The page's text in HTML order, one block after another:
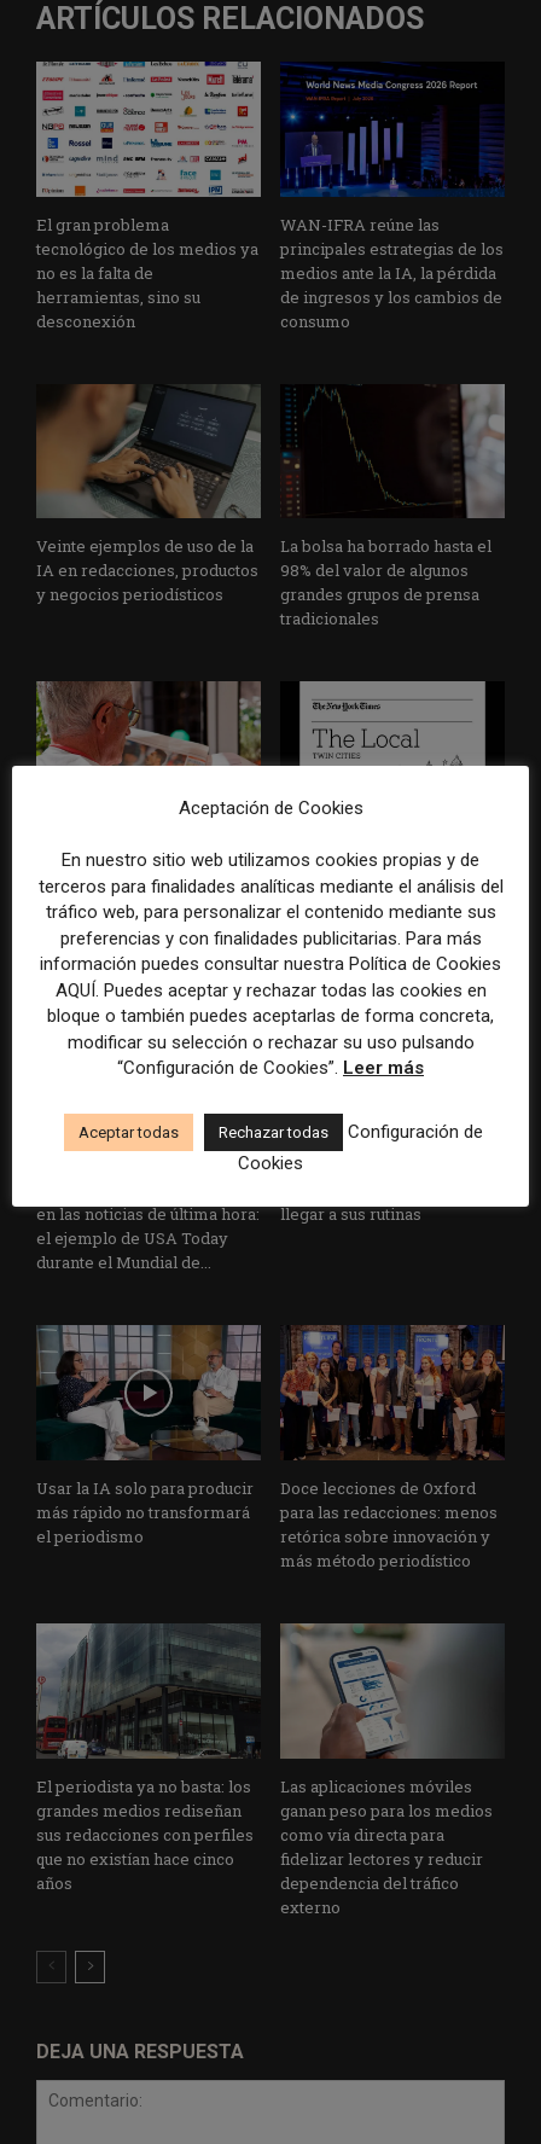
ARTÍCULOS RELACIONADOS
El gran problema
tecnológico de los medios ya
no es la falta de
herramientas, sino su
desconexión
WAN-IFRA reúne las
principales estrategias de los
medios ante la IA, la pérdida
de ingresos y los cambios de
consumo
Veinte ejemplos de uso de la
IA en redacciones, productos
y negocios periodísticos
La bolsa ha borrado hasta el
98% del valor de algunos
grandes grupos de prensa
tradicionales
pero no siempre comunidad:
cómo activar a los lectores
que siguen las noticias en
silencio
portada: la estrategia de los
medios para conquistar
ciudad a ciudad
en las noticias de última hora:
el ejemplo de USA Today
durante el Mundial de...
Cuando el lector ya no llega
llegar a sus rutinas
Usar la IA solo para producir
más rápido no transformará
el periodismo
Doce lecciones de Oxford
para las redacciones: menos
retórica sobre innovación y
más método periodístico
El periodista ya no basta: los
grandes medios rediseñan
sus redacciones con perfiles
que no existían hace cinco
años
Las aplicaciones móviles
ganan peso para los medios
como vía directa para
fidelizar lectores y reducir
dependencia del tráfico
externo
DEJA UNA RESPUESTA
Aceptación de Cookies
En nuestro sitio web utilizamos cookies propias y de
terceros para finalidades analíticas mediante el análisis del
tráfico web, para personalizar el contenido mediante sus
preferencias y con finalidades publicitarias. Para más
información puedes consultar nuestra Política de Cookies
AQUÍ. Puedes aceptar y rechazar todas las cookies en
bloque o también puedes aceptarlas de forma concreta,
modificar su selección o rechazar su uso pulsando
“Configuración de Cookies”. Leer más
Aceptar todas Rechazar todas
Configuración de
Cookies